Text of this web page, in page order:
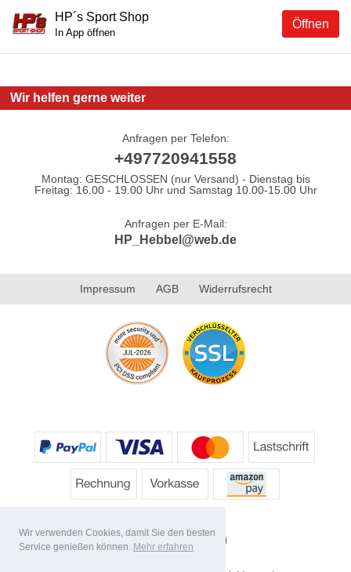
Wir verwenden Cookies, damit Sie den besten
Service genießen können. Mehr erfahren
Öffnen
HP´s Sport Shop
In App öffnen
Wir helfen gerne weiter
Anfragen per Telefon:
+497720941558
Montag: GESCHLOSSEN (nur Versand) - Dienstag bis
Freitag: 16.00 - 19.00 Uhr und Samstag 10.00-15.00 Uhr
Anfragen per E-Mail:
HP_Hebbel@web.de
Impressum AGB Widerrufsrecht